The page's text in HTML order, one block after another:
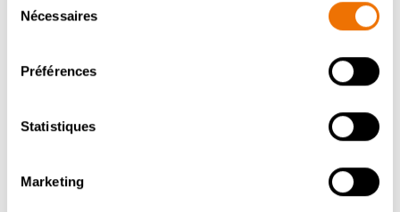
tout moment en consultant la Déclaration relative aux
cookies ou en cliquant sur l'icône de confidentialité.
Si vous le permettez, nous aimerions également :
géographique qui peuvent être précises à plusieurs
Identifier votre appareil en l'analysant activement
pour en relever les caractéristiques spécifiques
Nécessaires
Préférences
Statistiques
Marketing
Nos conseils au niveau
du style
Parachevez la cuisine avec des tons sable chauds,
des tons clairs et des éléments naturels comme
Dans une alcôve ouverte, les couleurs et matières